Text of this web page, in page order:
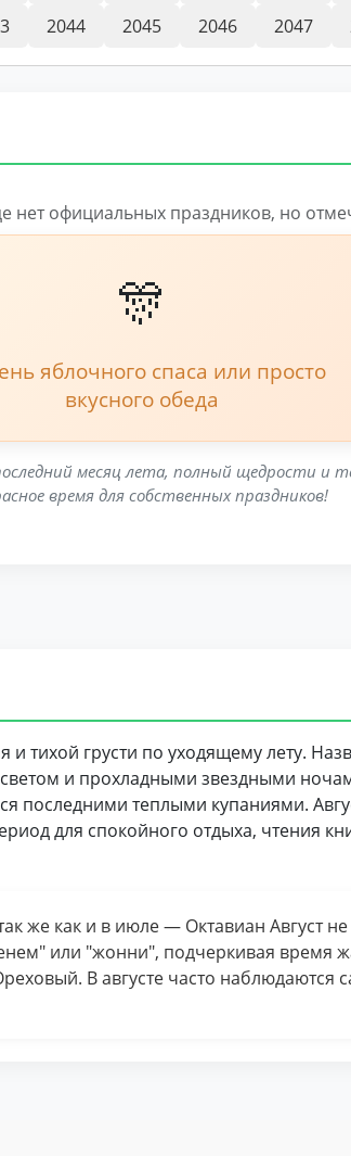
2044 2045 2046 2047
нет официальных праздников, но
🎊
яблочного спаса или просто
вкусного обеда
месяц лета, полный щедрости и
время для собственных праздников!
тихой грусти по уходящему лету.
и прохладными звездными
последними теплыми купаниями.
для спокойного отдыха, чтения
же как и в июле — Октавиан Август
или "жонни", подчеркивая время
В августе часто наблюдаются